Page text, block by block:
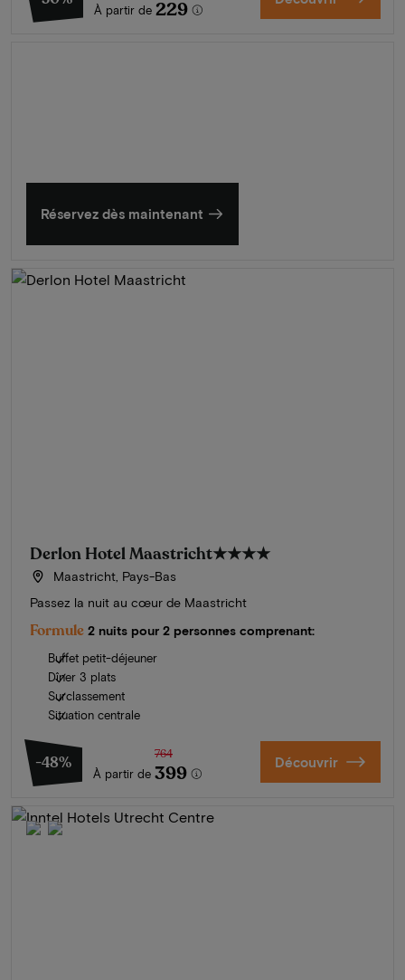
À partir de 229
Réservez dès maintenant
Derlon Hotel Maastricht★★★★
Maastricht, Pays-Bas
Passez la nuit au cœur de Maastricht
Formule 2 nuits pour 2 personnes comprenant:
Buffet petit-déjeuner
Dîner 3 plats
Surclassement
Situation centrale
-48%
À partir de
764
399 Découvrir